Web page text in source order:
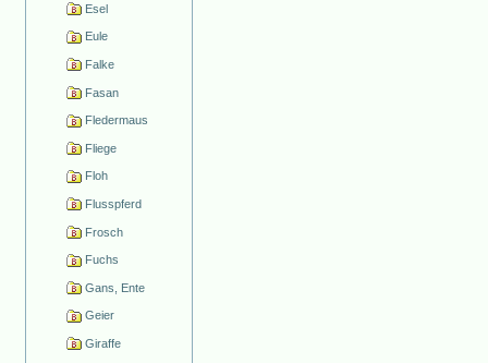
Esel
Eule
Falke
Fasan
Fledermaus
Fliege
Floh
Flusspferd
Frosch
Fuchs
Gans, Ente
Geier
Giraffe